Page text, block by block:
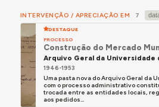
INTERVENÇÃO / APRECIAÇÃO EM 7
DESTAQUE
PROCESSO
Construção do Mercado
Arquivo Geral da Universidade
1946-1953
Uma pasta nova do Arquivo Geral da
com o processo administrativo
trocada entre as entidades locais,
aos pedidos...